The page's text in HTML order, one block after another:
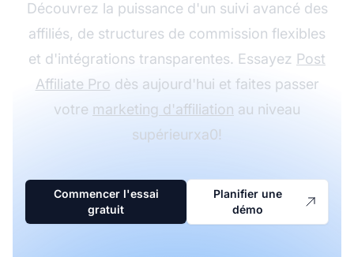
Découvrez la puissance d'un suivi avancé des
affiliés, de structures de commission flexibles
et d'intégrations transparentes. Essayez Post
Affiliate Pro dès aujourd'hui et faites passer
votre marketing d'affiliation au niveau
supérieurxa0!
Commencer l'essai
gratuit
Planifier une
démo